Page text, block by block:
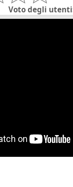
Voto degli